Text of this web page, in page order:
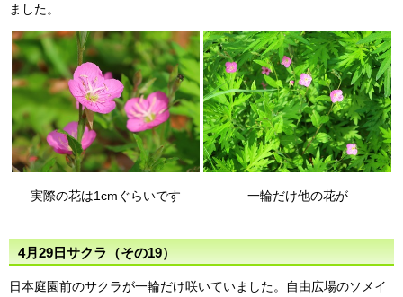
ました。
実際の花は1cmぐらいです 一輪だけ他の花が
4月29日サクラ（その19）
日本庭園前のサクラが一輪だけ咲いていました。自由広場のソメイ